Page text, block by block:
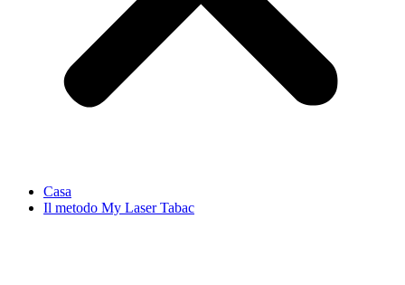
Casa
Il metodo My Laser Tabac